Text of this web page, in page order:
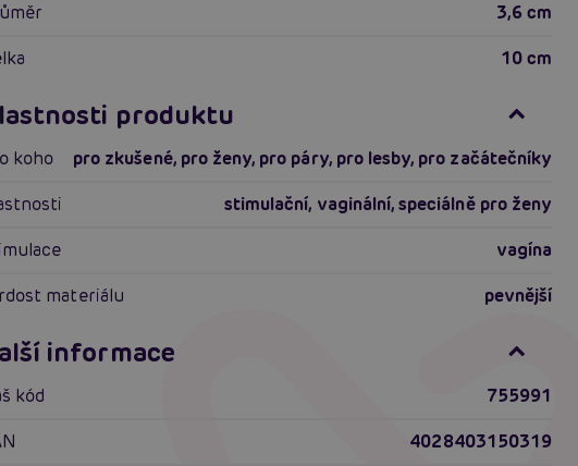
3,6 cm
10 cm
produktu
koho pro zkušené, pro ženy, pro páry, pro lesby, pro začátečníky
stimulační, vaginální,speciálně pro ženy
vagína
materiálu
pevnější
informace
kód
755991
4028403150319